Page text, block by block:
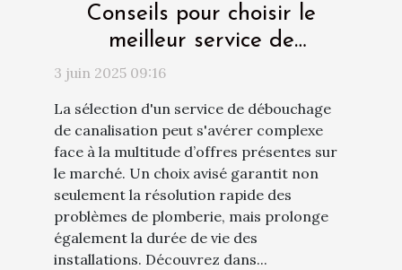
Conseils pour choisir le
meilleur service de
débouchage de canalisation
3 juin 2025 09:16
La sélection d'un service de débouchage
de canalisation peut s'avérer complexe
face à la multitude d’offres présentes sur
le marché. Un choix avisé garantit non
seulement la résolution rapide des
problèmes de plomberie, mais prolonge
également la durée de vie des
installations. Découvrez dans...